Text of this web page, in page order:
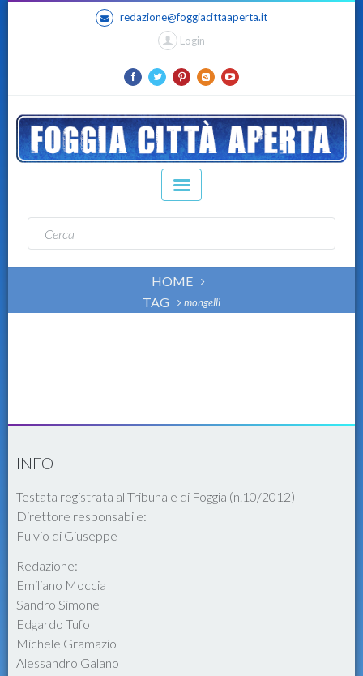
redazione@foggiacittaaperta.it
Login
HOME
TAG
mongelli
INFO
Testata registrata al Tribunale di Foggia (n.10/2012)
Direttore responsabile:
Fulvio di Giuseppe
Redazione:
Emiliano Moccia
Sandro Simone
Edgardo Tufo
Michele Gramazio
Alessandro Galano